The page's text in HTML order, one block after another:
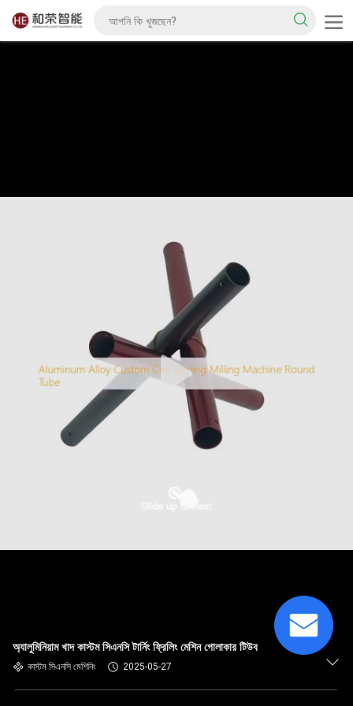
অ্যালুমিনিয়াম খাদ কাস্টম সিএনসি টার্নিং ফ্রিলিং মেশিন গোলাকার টিউব
কাস্টম সিএনসি মেশিনিং 2025-05-27